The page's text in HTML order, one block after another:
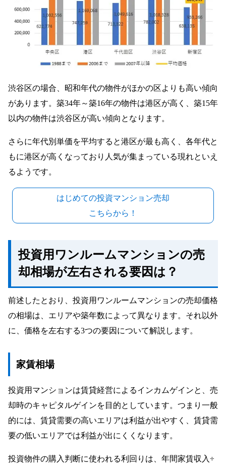
渋谷区の場合、昭和年代の物件がほかの区よりも高い傾向
があります。築34年～築16年の物件は港区が高く、築15年
以内の物件は渋谷区が高い傾向となります。
さらに年代別単価を平均すると港区が最も高く、各年代と
もに港区が高くなっており人気が集まっている現れといえ
るようです。
はじめての投資マンション売却
こちらから！
投資用ワンルームマンションの売
却相場が左右される要因は？
前述したとおり、投資用ワンルームマンションの売却価格
の相場は、エリアや築年数によって異なります。それ以外
に、価格を左右する3つの要因について解説します。
家賃相場
投資用マンションは賃貸経営によるインカムゲインと、売
却時のキャピタルゲインを目的としています。つまり一般
的には、賃貸需要の高いエリアは利益が出やすく、賃貸需
要の低いエリアでは利益が出にくくなります。
投資物件の購入判断に使われる利回りは、年間家賃収入÷